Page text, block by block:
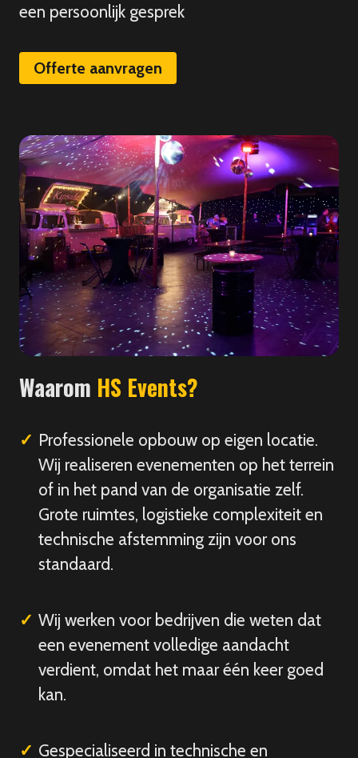
een persoonlijk gesprek
Offerte aanvragen
Waarom HS Events?
Professionele opbouw op eigen locatie.
Wij realiseren evenementen op het terrein
of in het pand van de organisatie zelf.
Grote ruimtes, logistieke complexiteit en
technische afstemming zijn voor ons
standaard.
Wij werken voor bedrijven die weten dat
een evenement volledige aandacht
verdient, omdat het maar één keer goed
kan.
Gespecialiseerd in technische en